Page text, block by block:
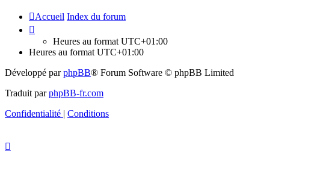
Accueil Index du forum
Heures au format UTC+01:00
Heures au format UTC+01:00
Développé parphpBB® Forum Software © phpBB Limited
Traduit parphpBB-fr.com
Confidentialité | Conditions